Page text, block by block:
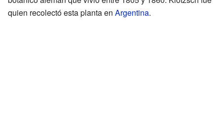
quien recolectó esta planta en Argentina.